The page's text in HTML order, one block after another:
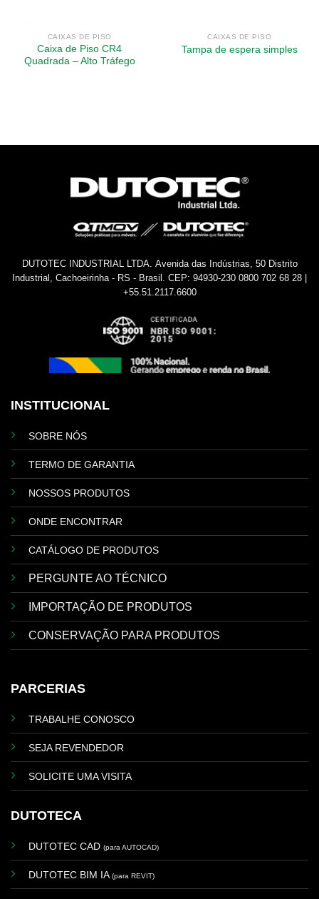
CAIXAS DE PISO
Caixa de Piso CR4
Quadrada – Alto Tráfego
CAIXAS DE PISO
Tampa de espera simples
DUTOTEC INDUSTRIAL LTDA. Avenida das Indústrias, 50 Distrito
Industrial, Cachoeirinha - RS - Brasil. CEP: 94930-230 0800 702 68 28 |
+55.51.2117.6600
INSTITUCIONAL
SOBRE NÓS
TERMO DE GARANTIA
NOSSOS PRODUTOS
ONDE ENCONTRAR
CATÁLOGO DE PRODUTOS
PERGUNTE AO TÉCNICO
IMPORTAÇÃO DE PRODUTOS
CONSERVAÇÃO PARA PRODUTOS
PARCERIAS
TRABALHE CONOSCO
SEJA REVENDEDOR
SOLICITE UMA VISITA
DUTOTECA
DUTOTEC CAD (para AUTOCAD)
DUTOTEC BIM IA (para REVIT)